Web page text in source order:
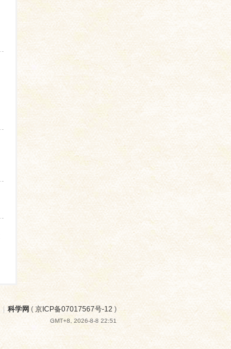
科学网 ( 京ICP备07017567号-12)
GMT+8, 2026-8-8 22:51